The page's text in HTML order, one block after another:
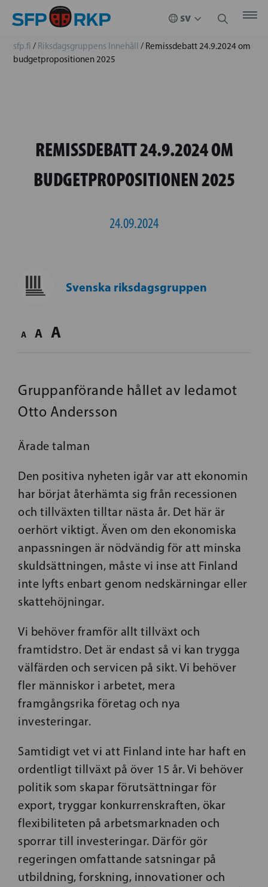
sfp.fi / Riksdagsgruppens Innehåll / Remissdebatt 24.9.2024 om
budgetpropositionen 2025
REMISSDEBATT 24.9.2024 OM
BUDGETPROPOSITIONEN 2025
24.09.2024
Svenska riksdagsgruppen
A A A
Gruppanförande hållet av ledamot
Otto Andersson
Ärade talman
Den positiva nyheten igår var att ekonomin
har börjat återhämta sig från recessionen
och tillväxten tilltar nästa år. Det här är
oerhört viktigt. Även om den ekonomiska
anpassningen är nödvändig för att minska
skuldsättningen, måste vi inse att Finland
inte lyfts enbart genom nedskärningar eller
skattehöjningar.
Vi behöver framför allt tillväxt och
framtidstro. Det är endast så vi kan trygga
välfärden och servicen på sikt. Vi behöver
fler människor i arbetet, mera
framgångsrika företag och nya
investeringar.
Samtidigt vet vi att Finland inte har haft en
ordentligt tillväxt på över 15 år. Vi behöver
politik som skapar förutsättningar för
export, tryggar konkurrenskraften, ökar
flexibiliteten på arbetsmarknaden och
sporrar till investeringar. Därför gör
regeringen omfattande satsningar på
utbildning, forskning, innovationer och